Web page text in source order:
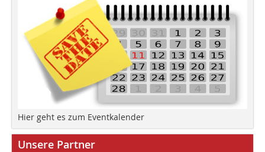
Hier geht es zum Eventkalender
Unsere Partner